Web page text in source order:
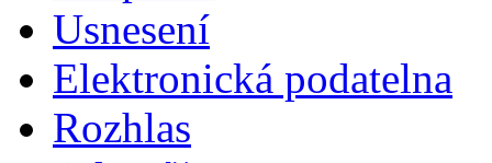
Usnesení
Elektronická podatelna
Rozhlas